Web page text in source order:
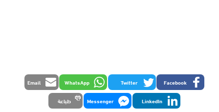
Facebook
Twitter
WhatsApp
Email
LinkedIn
Messenger طباعة